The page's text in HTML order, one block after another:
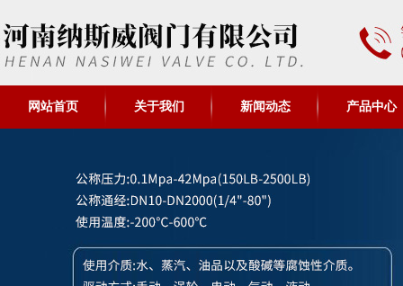
网站首页 关于我们 新闻动态 产品中心